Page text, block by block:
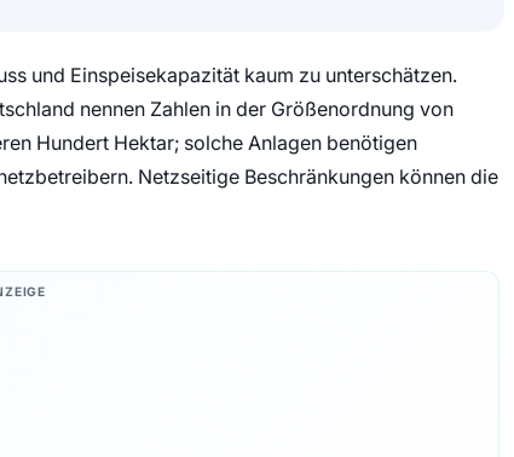
und Einspeisekapazität kaum zu unterschätzen.
nennen Zahlen in der Größenordnung von
Hundert Hektar; solche Anlagen benötigen
Netzseitige Beschränkungen können die